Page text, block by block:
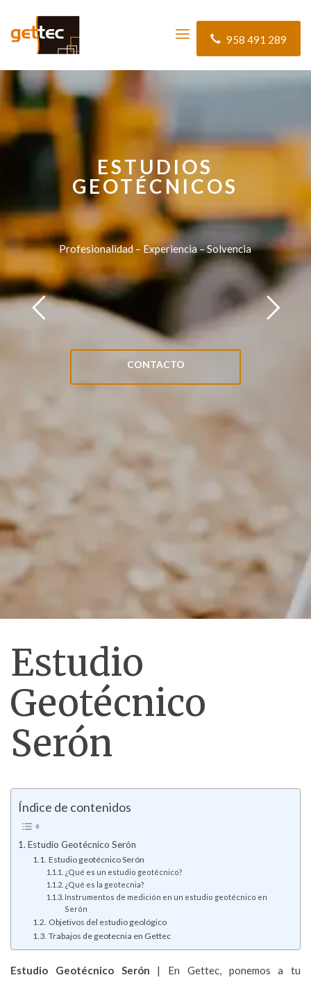
958 491 289
ESTUDIOS
GEOTÉCNICOS
Profesionalidad – Experiencia – Solvencia
CONTACTO
Estudio
Geotécnico
Serón
Índice de contenidos
Estudio Geotécnico Serón
Estudio geotécnico Serón
¿Qué es un estudio geotécnico?
¿Qué es la geotecnia?
Instrumentos de medición en un estudio geotécnico en
Serón
Objetivos del estudio geológico
Trabajos de geotecnia en Gettec
Estudio Geotécnico Serón | En Gettec, ponemos a tu